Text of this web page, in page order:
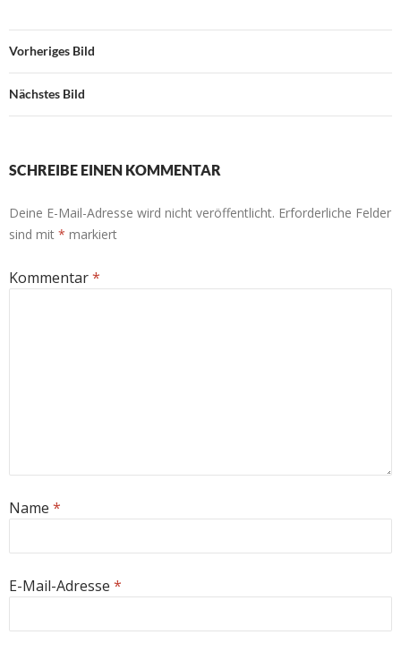
Vorheriges Bild
Nächstes Bild
SCHREIBE EINEN KOMMENTAR
Deine E-Mail-Adresse wird nicht veröffentlicht. Erforderliche Felder
sind mit * markiert
Kommentar*
Name *
E-Mail-Adresse *